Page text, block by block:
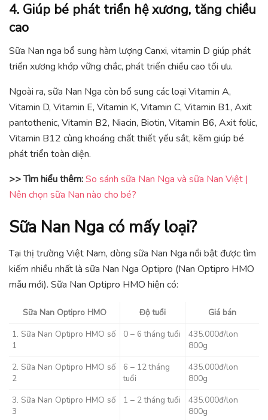
4. Giúp bé phát triển hệ xương, tăng chiều
cao
Sữa Nan nga bổ sung hàm lượng Canxi, vitamin D giúp phát
triển xương khớp vững chắc, phát triển chiều cao tối ưu.
Ngoài ra, sữa Nan Nga còn bổ sung các loại Vitamin A,
Vitamin D, Vitamin E, Vitamin K, Vitamin C, Vitamin B1, Axit
pantothenic, Vitamin B2, Niacin, Biotin, Vitamin B6, Axit folic,
Vitamin B12 cùng khoáng chất thiết yếu sắt, kẽm giúp bé
phát triển toàn diện.
>> Tìm hiểu thêm:So sánh sữa Nan Nga và sữa Nan Việt |
Nên chọn sữa Nan nào cho bé?
Sữa Nan Nga có mấy loại?
Tại thị trường Việt Nam, dòng sữa Nan Nga nổi bật được tìm
kiếm nhiều nhất là sữa Nan Nga Optipro (Nan Optipro HMO
mẫu mới). Sữa Nan Optipro HMO hiện có:
Sữa Nan Optipro HMO Độ tuổi
Giá bán
1. Sữa Nan Optipro HMO số
1
0 – 6 tháng tuổi
435.000đ/lon
800g
2. Sữa Nan Optipro HMO số
2
6 – 12 tháng
tuổi
435.000đ/lon
800g
3. Sữa Nan Optipro HMO số
3
1 – 2 tháng tuổi
435.000đ/lon
800g